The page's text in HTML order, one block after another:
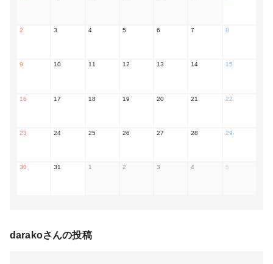
2 3 4 5 6 7 8
9 10 11 12 13 14 15
16 17 18 19 20 21 22
23 24 25 26 27 28 29
30 31 1 2 3 4 5
darakoさんの投稿